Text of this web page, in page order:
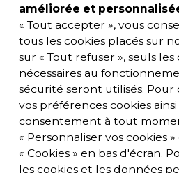
améliorée et
« Tout accepter », vous
tous les cookies placés sur
sur « Tout refuser », seuls
nécessaires au
sécurité seront utilisés. Pour
vos préférences cookies
consentement à tout
« Personnaliser vos cookies
« Cookies » en bas d'écran.
les cookies et les données